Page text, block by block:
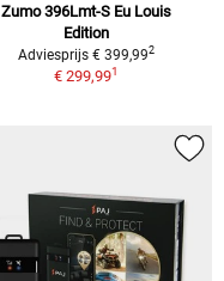
Zumo 396Lmt-S Eu Louis
Edition
Adviesprijs € 399,992
€ 299,991